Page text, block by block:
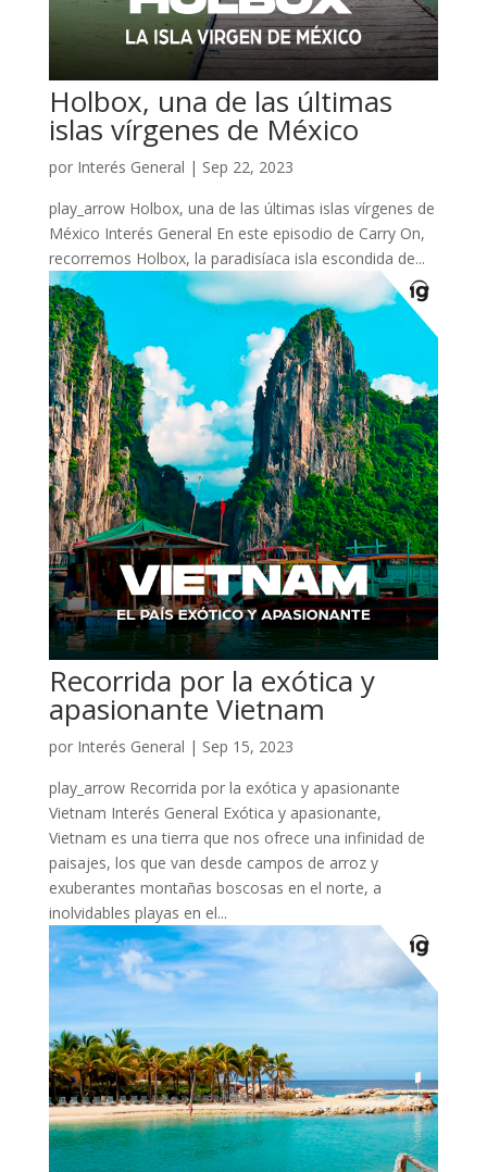
Holbox, una de las últimas
islas vírgenes de México
por Interés General | Sep 22, 2023
play_arrow Holbox, una de las últimas islas vírgenes de
México Interés General En este episodio de Carry On,
recorremos Holbox, la paradisíaca isla escondida de...
Recorrida por la exótica y
apasionante Vietnam
por Interés General | Sep 15, 2023
play_arrow Recorrida por la exótica y apasionante
Vietnam Interés General Exótica y apasionante,
Vietnam es una tierra que nos ofrece una infinidad de
paisajes, los que van desde campos de arroz y
exuberantes montañas boscosas en el norte, a
inolvidables playas en el...